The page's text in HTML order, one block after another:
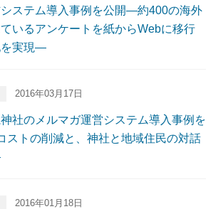
システム導入事例を公開―約400の海外
いるアンケートを紙からWebに移行
を実現―
2016年03月17日
社のメルマガ運営システム導入事例を
トの削減と、神社と地域住民の対話
2016年01月18日